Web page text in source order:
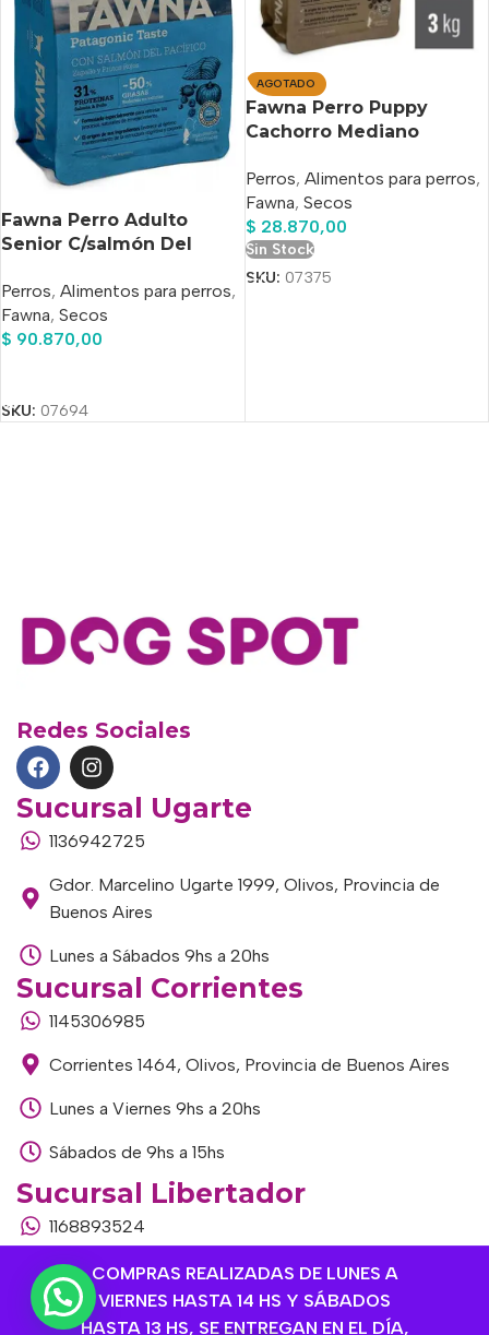
COMPRAS REALIZADAS DE LUNES A
VIERNES HASTA 14 HS Y SÁBADOS
HASTA 13 HS, SE ENTREGAN EN EL DÍA,
Fawna Perro Adulto
Senior C/salmón Del
Perros, Alimentos para perros,
Fawna, Secos
$ 90.870,00
SKU: 07694
AGOTADO
Fawna Perro Puppy
Cachorro Mediano
Perros, Alimentos para perros,
Fawna, Secos
$ 28.870,00
Sin Stock
SKU: 07375
Redes Sociales
Sucursal Ugarte
1136942725
Gdor. Marcelino Ugarte 1999, Olivos, Provincia de
Buenos Aires
Lunes a Sábados 9hs a 20hs
Sucursal Corrientes
1145306985
Corrientes 1464, Olivos, Provincia de Buenos Aires
Lunes a Viernes 9hs a 20hs
Sábados de 9hs a 15hs
Sucursal Libertador
1168893524
Av. del Libertador 1915, Vte. López, Provincia de
Buenos Aires